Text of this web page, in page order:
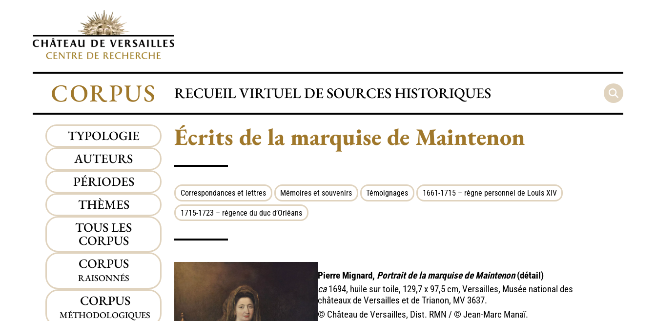
CORPUS RECUEIL VIRTUEL DE SOURCES HISTORIQUES
TYPOLOGIE
AUTEURS
PÉRIODES
THÈMES
TOUS LES
CORPUS
CORPUS
RAISONNÉS
CORPUS
MÉTHODOLOGIQUES
Écrits de la marquise de Maintenon
Correspondances et lettres Mémoires et souvenirs Témoignages 1661-1715 – règne personnel de Louis XIV
1715-1723 – régence du duc d’Orléans
Pierre Mignard, Portrait de la marquise de Maintenon(détail)
ca1694, huile sur toile, 129,7 x 97,5 cm, Versailles, Musée national des
châteaux de Versailles et de Trianon, MV 3637.
© Château de Versailles, Dist. RMN / © Jean-Marc Manaï.